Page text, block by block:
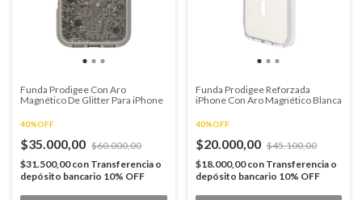
Funda Prodigee Con Aro
Magnético De Glitter Para iPhone
40%OFF
$35.000,00 $60.000,00
$31.500,00con Transferencia o
depósito bancario 10% OFF
Funda Prodigee Reforzada
iPhone Con Aro Magnético Blanca
40%OFF
$20.000,00 $45.100,00
$18.000,00con Transferencia o
depósito bancario 10% OFF